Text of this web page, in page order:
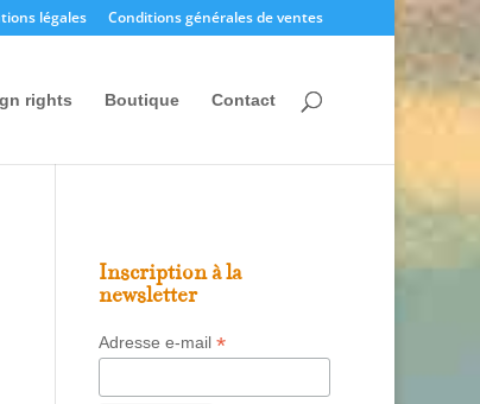
légales Conditions générales de ventes
rights Boutique Contact
Inscription à la
newsletter
Adresse e-mail *